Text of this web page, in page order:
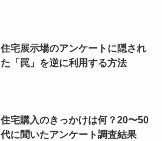
住宅展示場のアンケートに隠され
た「罠」を逆に利用する方法
住宅購入のきっかけは何？20〜50
代に聞いたアンケート調査結果